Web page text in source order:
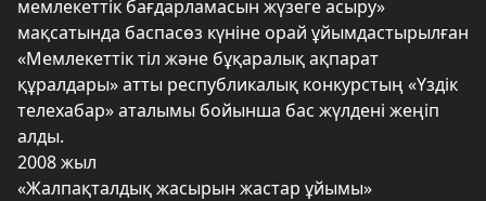
мемлекеттік бағдарламасын жүзеге асыру»
мақсатында баспасөз күніне орай ұйымдастырылған
«Мемлекеттік тіл және бұқаралық ақпарат
құралдары» атты республикалық конкурстың «Үздік
телехабар» аталымы бойынша бас жүлдені жеңіп
алды.
2008 жыл
«Жалпақталдық жасырын жастар ұйымы»